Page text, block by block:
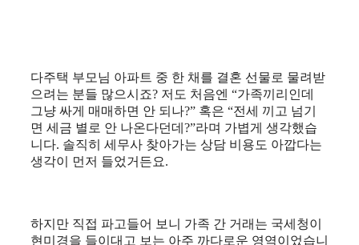
다주택 부모님 아파트 중 한 채를 결혼 선물로 물려받
으려는 분들 많으시죠? 저도 처음엔 “가족끼리인데
그냥 싸게 매매하면 안 되나?” 혹은 “전세 끼고 넘기
면 세금 별로 안 나온다던데?”라며 가볍게 생각했습
니다. 솔직히 세무사 찾아가는 상담 비용도 아깝다는
생각이 먼저 들었거든요.
하지만 직접 파고들어 보니 가족 간 거래는 국세청이
현미경을 들이대고 보는 아주 까다로운 영역이었습니